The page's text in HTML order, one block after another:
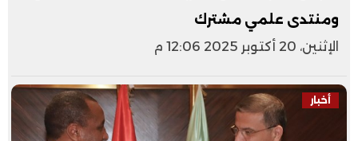
ومنتدى علمي مشترك
الإثنين، 20 أكتوبر 2025 12:06 م
أخبار